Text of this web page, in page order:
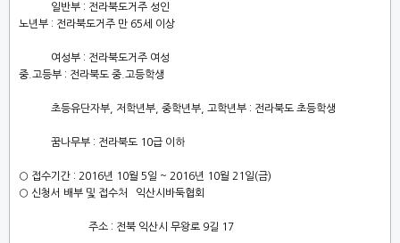
일반부 : 전라북도거주 성인
노년부 : 전라북도거주 만 65세 이상
여성부 : 전라북도거주 여성
중 고등부 : 전라북도 중 고등학생
초등유단자부 저학년부 중학년부 고학년부 : 전라북도 초등학생
꿈나무부 : 전라북도 10급 이하
○ 접수기간 : 2016년 10월 5일 ~ 2016년 10월 21 일(금)
○ 신청서 배부 및 접수처 익산시바둑협회
주소 : 전북 익산시 무왕로 9길 17